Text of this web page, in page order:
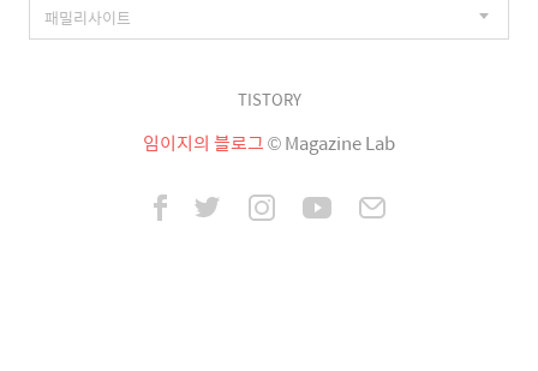
TISTORY
임이지의 블로그© Magazine Lab